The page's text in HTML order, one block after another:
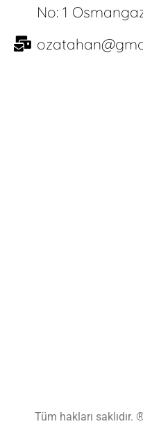
No: 1
Tüm hakları saklıdır.